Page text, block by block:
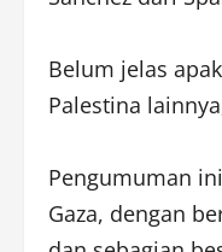
Belum jelas
Palestina
Pengumuman
Gaza, dengan